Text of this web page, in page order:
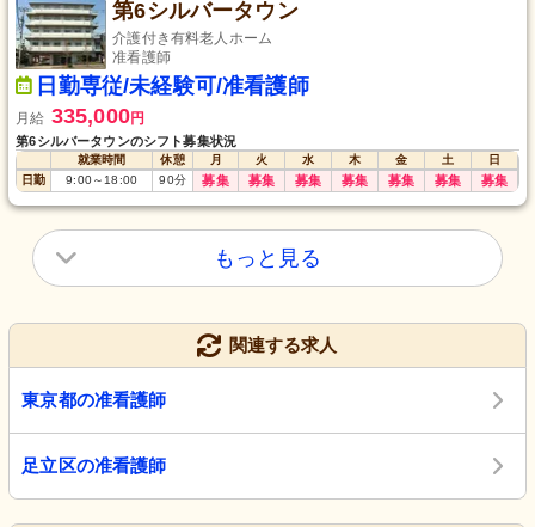
第6シルバータウン
介護付き有料老人ホーム
准看護師
日勤専従/未経験可/准看護師
月給 335,000円
第6シルバータウンのシフト募集状況
就業時間 休憩 月 火 水 木 金 土
日
日勤
9:00～18:00 90分 募集 募集 募集 募集 募集 募集 募集
もっと見る
関連する求人
東京都の准看護師
足立区の准看護師